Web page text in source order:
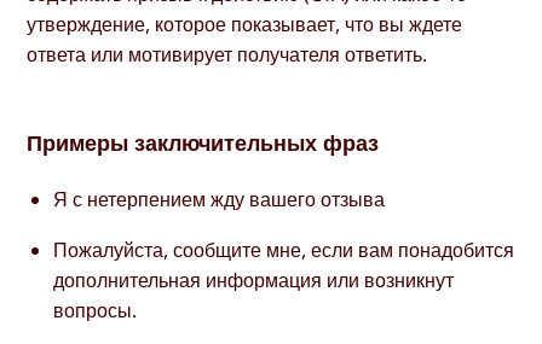
утверждение, которое показывает, что вы ждете
ответа или мотивирует получателя ответить.
Примеры заключительных фраз
Я с нетерпением жду вашего отзыва
Пожалуйста, сообщите мне, если вам понадобится
дополнительная информация или возникнут
вопросы.